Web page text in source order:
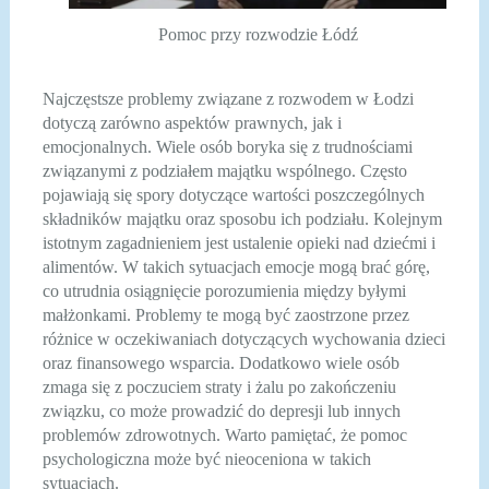
Pomoc przy rozwodzie Łódź
Najczęstsze problemy związane z rozwodem w Łodzi
dotyczą zarówno aspektów prawnych, jak i
emocjonalnych. Wiele osób boryka się z trudnościami
związanymi z podziałem majątku wspólnego. Często
pojawiają się spory dotyczące wartości poszczególnych
składników majątku oraz sposobu ich podziału. Kolejnym
istotnym zagadnieniem jest ustalenie opieki nad dziećmi i
alimentów. W takich sytuacjach emocje mogą brać górę,
co utrudnia osiągnięcie porozumienia między byłymi
małżonkami. Problemy te mogą być zaostrzone przez
różnice w oczekiwaniach dotyczących wychowania dzieci
oraz finansowego wsparcia. Dodatkowo wiele osób
zmaga się z poczuciem straty i żalu po zakończeniu
związku, co może prowadzić do depresji lub innych
problemów zdrowotnych. Warto pamiętać, że pomoc
psychologiczna może być nieoceniona w takich
sytuacjach.